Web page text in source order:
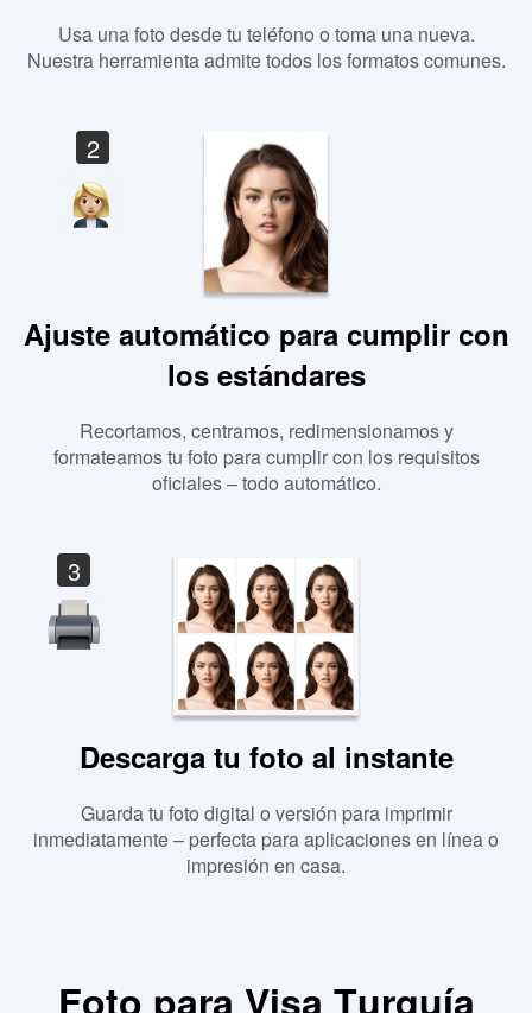
Usa una foto desde tu teléfono o toma una nueva.
Nuestra herramienta admite todos los formatos comunes.
2
Ajuste automático para cumplir con
los estándares
Recortamos, centramos, redimensionamos y
formateamos tu foto para cumplir con los requisitos
oficiales – todo automático.
3
Descarga tu foto al instante
Guarda tu foto digital o versión para imprimir
inmediatamente – perfecta para aplicaciones en línea o
impresión en casa.
Foto para Visa Turquía